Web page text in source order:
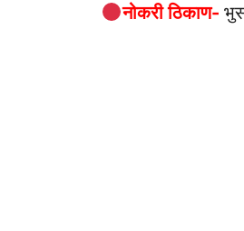
नोकरी ठिकाण-